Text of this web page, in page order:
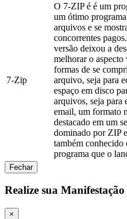
7-Zip
O 7-ZIP é é um
um ótimo
arquivos e se
concorrentes
versão deixou a
melhorar o aspecto
formas de se
arquivo, seja para
espaço em disco
arquivos, seja para
email, um formato
destacado em um
dominado por ZIP
também
programa que o
Fechar
Realize sua Manifestação
×